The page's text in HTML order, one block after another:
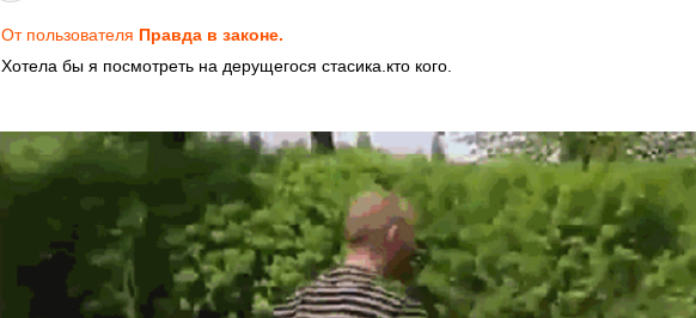
От пользователя Правда в законе.
Хотела бы я посмотреть на дерущегося стасика.кто кого.